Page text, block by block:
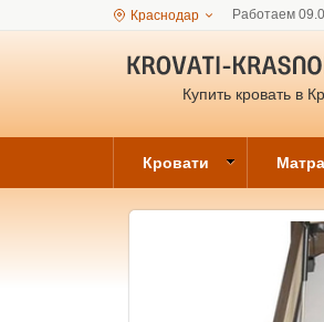
Краснодар Работаем
Купить кровать в
Кровати